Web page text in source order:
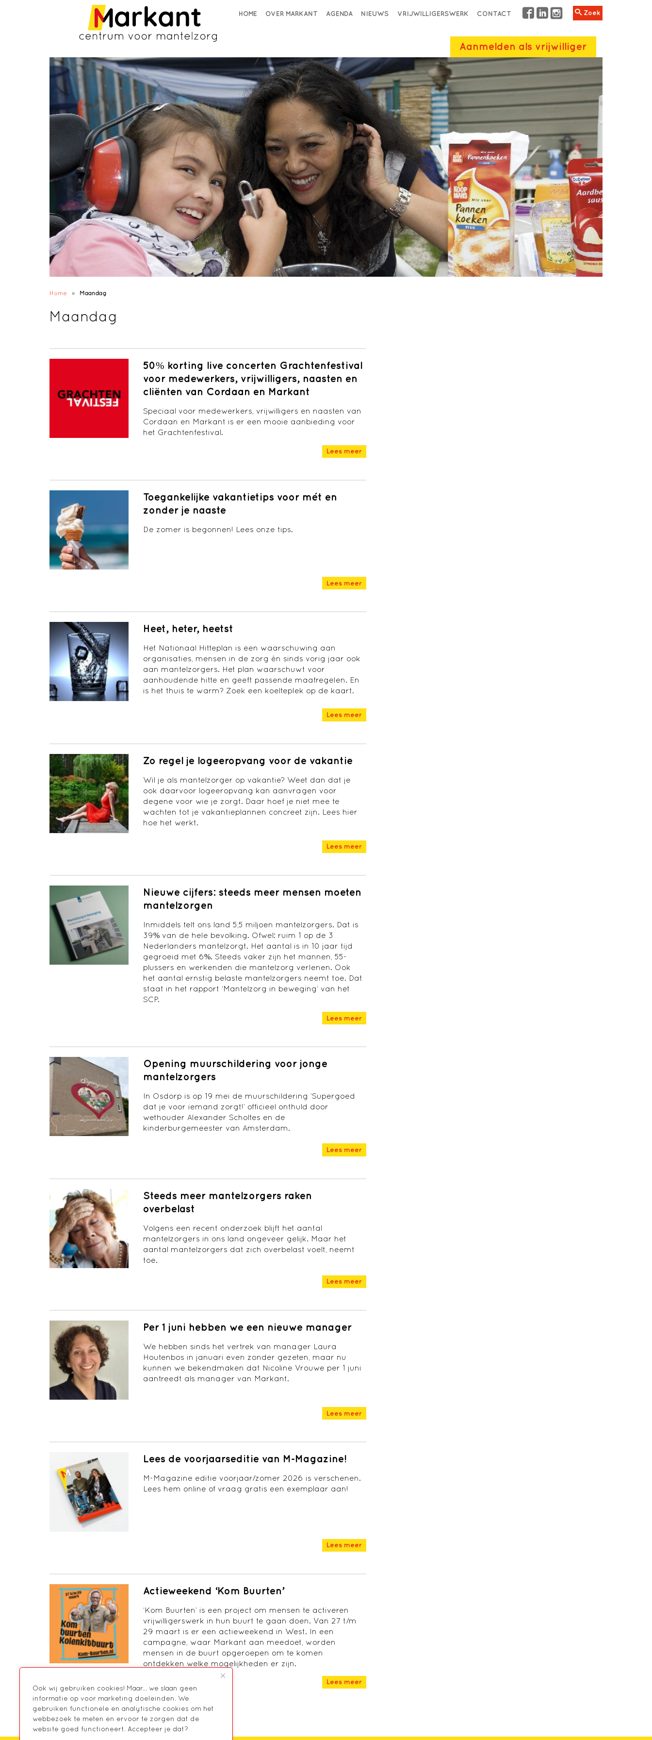
Ook wij gebruiken cookies! Maar... we slaan geen
informatie op voor marketing doeleinden. We
gebruiken functionele en analytische cookies om het
webbezoek te meten en ervoor te zorgen dat de
website goed functioneert. Accepteer je dat?
HOME OVER MARKANT AGENDA NIEUWS VRIJWILLIGERSWERK CONTACT Zoek
Aanmelden als vrijwilliger
Home » Maandag
Maandag
50% korting live concerten Grachtenfestival
voor medewerkers, vrijwilligers, naasten en
cliënten van Cordaan en Markant
Speciaal voor medewerkers, vrijwilligers en naasten van
Cordaan en Markant is er een mooie aanbieding voor
het Grachtenfestival.
Lees meer
Toegankelijke vakantietips voor mét en
zonder je naaste
De zomer is begonnen! Lees onze tips.
Lees meer
Heet, heter, heetst
Het Nationaal Hitteplan is een waarschuwing aan
organisaties, mensen in de zorg én sinds vorig jaar ook
aan mantelzorgers. Het plan waarschuwt voor
aanhoudende hitte en geeft passende maatregelen. En
is het thuis te warm? Zoek een koelteplek op de kaart.
Lees meer
Zo regel je logeeropvang voor de vakantie
Wil je als mantelzorger op vakantie? Weet dan dat je
ook daarvoor logeeropvang kan aanvragen voor
degene voor wie je zorgt. Daar hoef je niet mee te
wachten tot je vakantieplannen concreet zijn. Lees hier
hoe het werkt.
Lees meer
Nieuwe cijfers: steeds meer mensen moeten
mantelzorgen
Inmiddels telt ons land 5,5 miljoen mantelzorgers. Dat is
39% van de hele bevolking. Ofwel: ruim 1 op de 3
Nederlanders mantelzorgt. Het aantal is in 10 jaar tijd
gegroeid met 6%. Steeds vaker zijn het mannen, 55-
plussers en werkenden die mantelzorg verlenen. Ook
het aantal ernstig belaste mantelzorgers neemt toe. Dat
staat in het rapport ‘Mantelzorg in beweging’ van het
SCP.
Lees meer
Opening muurschildering voor jonge
mantelzorgers
In Osdorp is op 19 mei de muurschildering ‘Supergoed
dat je voor iemand zorgt!’ officieel onthuld door
wethouder Alexander Scholtes en de
kinderburgemeester van Amsterdam.
Lees meer
Steeds meer mantelzorgers raken
overbelast
Volgens een recent onderzoek blijft het aantal
mantelzorgers in ons land ongeveer gelijk. Maar het
aantal mantelzorgers dat zich overbelast voelt, neemt
toe.
Lees meer
Per 1 juni hebben we een nieuwe manager
We hebben sinds het vertrek van manager Laura
Houtenbos in januari even zonder gezeten, maar nu
kunnen we bekendmaken dat Nicoline Vrouwe per 1 juni
aantreedt als manager van Markant.
Lees meer
Lees de voorjaarseditie van M-Magazine!
M-Magazine editie voorjaar/zomer 2026 is verschenen.
Lees hem online of vraag gratis een exemplaar aan!
Lees meer
Actieweekend ‘Kom Buurten’
‘Kom Buurten’ is een project om mensen te activeren
vrijwilligerswerk in hun buurt te gaan doen. Van 27 t/m
29 maart is er een actieweekend in West. In een
campagne, waar Markant aan meedoet, worden
mensen in de buurt opgeroepen om te komen
ontdekken welke mogelijkheden er zijn.
Lees meer
1 2 … 19 VOLGENDE